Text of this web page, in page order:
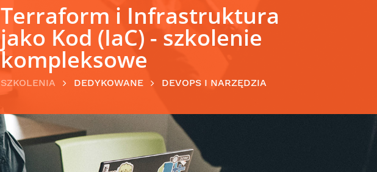
Terraform i Infrastruktura
jako Kod (IaC) - szkolenie
kompleksowe
SZKOLENIA DEDYKOWANE DEVOPS I NARZĘDZIA